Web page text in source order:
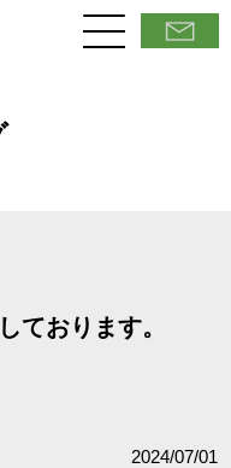
ております。
2024/07/01